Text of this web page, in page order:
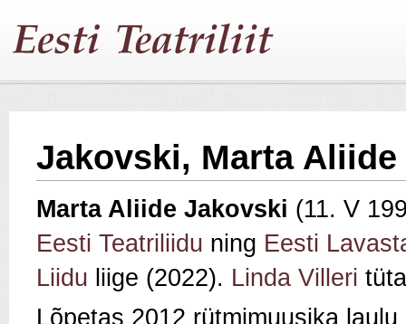
Jakovski, Marta Aliide
Marta Aliide Jakovski (11. V
Eesti Teatriliidu ning Eesti
Liidu liige (2022). Linda Villeri
Lõpetas 2012 rütmimuusika